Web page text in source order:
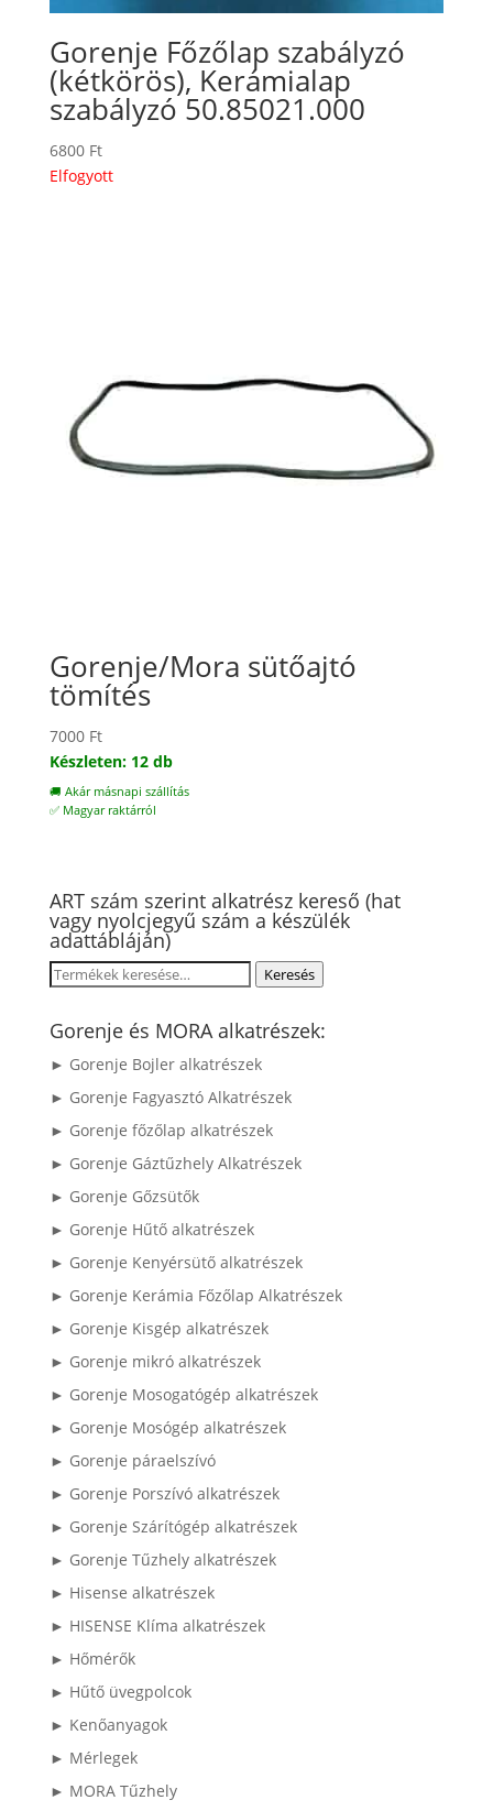
Gorenje Főzőlap szabályzó
(kétkörös), Kerámialap
szabályzó 50.85021.000
6800 Ft
Elfogyott
Gorenje/Mora sütőajtó
tömítés
7000 Ft
Készleten: 12 db
🚚 Akár másnapi szállítás
✅ Magyar raktárról
ART szám szerint alkatrész kereső (hat
vagy nyolcjegyű szám a készülék
adattábláján)
Keresés
következőre:
Keresés
Gorenje és MORA alkatrészek:
► Gorenje Bojler alkatrészek
► Gorenje Fagyasztó Alkatrészek
► Gorenje főzőlap alkatrészek
► Gorenje Gáztűzhely Alkatrészek
► Gorenje Gőzsütők
► Gorenje Hűtő alkatrészek
► Gorenje Kenyérsütő alkatrészek
► Gorenje Kerámia Főzőlap Alkatrészek
► Gorenje Kisgép alkatrészek
► Gorenje mikró alkatrészek
► Gorenje Mosogatógép alkatrészek
► Gorenje Mosógép alkatrészek
► Gorenje páraelszívó
► Gorenje Porszívó alkatrészek
► Gorenje Szárítógép alkatrészek
► Gorenje Tűzhely alkatrészek
► Hisense alkatrészek
► HISENSE Klíma alkatrészek
► Hőmérők
► Hűtő üvegpolcok
► Kenőanyagok
► Mérlegek
► MORA Tűzhely